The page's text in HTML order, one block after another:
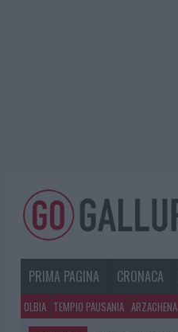
PRIMA PAGINA CRONACA
OLBIA TEMPIO PAUSANIA ARZACHENA